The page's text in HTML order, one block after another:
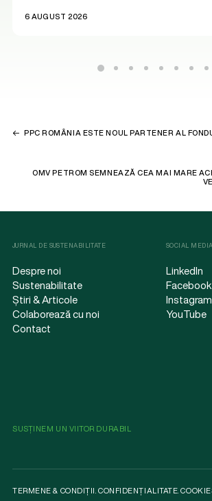
6 AUGUST 2026
PPC ROMÂNIA ESTE NOUL PARTENER AL
OMV PETROM SEMNEAZĂ CEA MAI MARE
JURNAL DE SUSTENABILITATE
Despre noi
Sustenabilitate
Știri & Articole
Colaborează cu noi
Contact
SOCIAL MEDIA
LinkedIn
Facebook
Instagram
YouTube
SUSȚINEM UN VIITOR DURABIL
TERMENE & CONDIȚII.CONFIDENȚIALITATE.